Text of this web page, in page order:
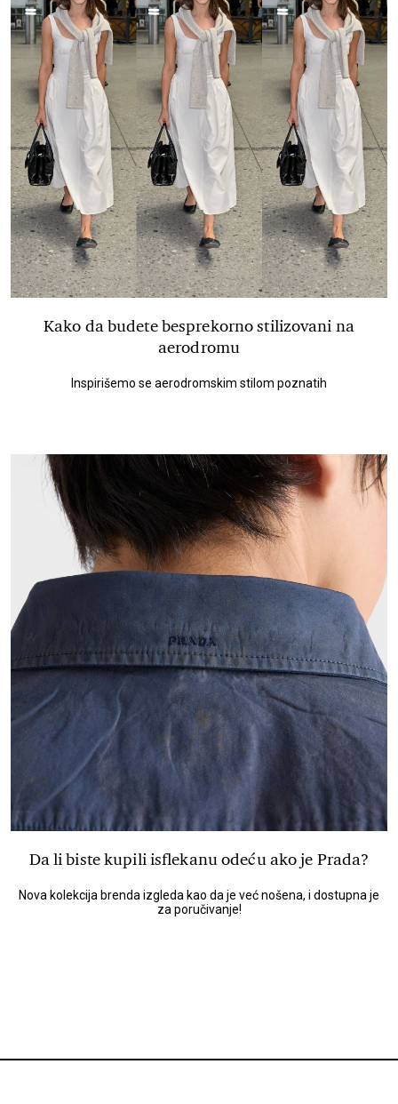
Kako da budete besprekorno stilizovani na
aerodromu
Inspirišemo se aerodromskim stilom poznatih
Da li biste kupili isflekanu odeću ako je Prada?
Nova kolekcija brenda izgleda kao da je već nošena, i dostupna je
za poručivanje!